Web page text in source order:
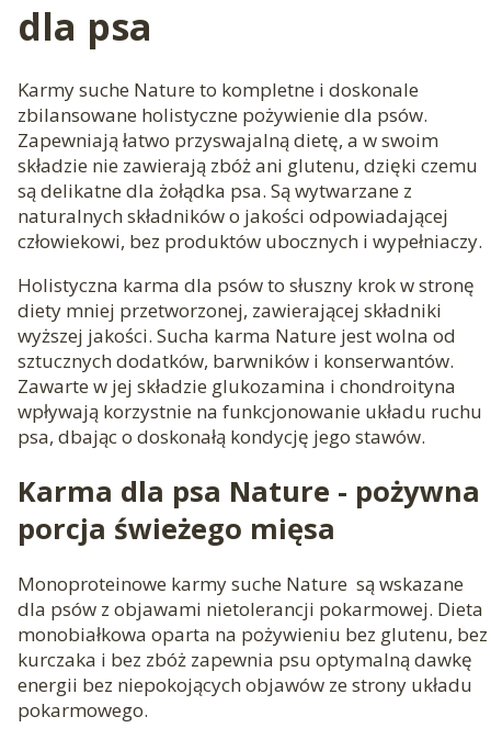
dla psa
Karmy suche Nature to kompletne i doskonale
zbilansowane holistyczne pożywienie dla psów.
Zapewniają łatwo przyswajalną dietę, a w swoim
składzie nie zawierają zbóż ani glutenu, dzięki czemu
są delikatne dla żołądka psa. Są wytwarzane z
naturalnych składników o jakości odpowiadającej
człowiekowi, bez produktów ubocznych i wypełniaczy.
Holistyczna karma dla psów to słuszny krok w stronę
diety mniej przetworzonej, zawierającej składniki
wyższej jakości. Sucha karma Nature jest wolna od
sztucznych dodatków, barwników i konserwantów.
Zawarte w jej składzie glukozamina i chondroityna
wpływają korzystnie na funkcjonowanie układu ruchu
psa, dbając o doskonałą kondycję jego stawów.
Karma dla psa Nature - pożywna
porcja świeżego mięsa
Monoproteinowe karmy suche Nature są wskazane
dla psów z objawami nietolerancji pokarmowej. Dieta
monobiałkowa oparta na pożywieniu bez glutenu, bez
kurczaka i bez zbóż zapewnia psu optymalną dawkę
energii bez niepokojących objawów ze strony układu
pokarmowego.